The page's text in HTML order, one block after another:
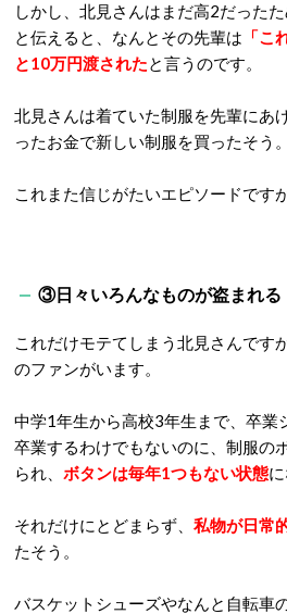
しかし、北見さんはまだ高2だった
と伝えると、なんとその先輩は 「こ
と10万円渡されたと言うのです。
北見さんは着ていた制服を先輩にあ
ったお金で新しい制服を買ったそう。
これまた信じがたいエピソードです
③日々いろんなものが盗まれる
これだけモテてしまう北見さんです
のファンがいます。
中学1年生から高校3年生まで、卒業
卒業するわけでもないのに、制服の
られ、 ボタンは毎年1つもない状態
それだけにとどまらず、 私物が日常
たそう。
バスケットシューズやなんと自転車